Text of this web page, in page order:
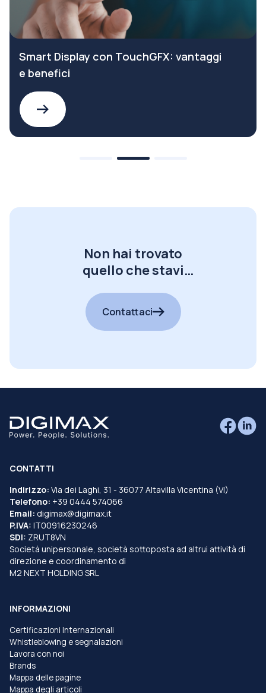
Smart Display con TouchGFX: vantaggi
e benefici
Non hai trovato
quello che stavi
Contattaci
CONTATTI
Indirizzo: Via dei Laghi, 31 - 36077 Altavilla Vicentina (VI)
Telefono: +39 0444 574066
Email: digimax@digimax.it
P.IVA: IT00916230246
SDI: ZRUT8VN
Società unipersonale, società sottoposta ad altrui attività di
direzione e coordinamento di
M2 NEXT HOLDING SRL
INFORMAZIONI
Certificazioni Internazionali
Whistleblowing e segnalazioni
Lavora con noi
Brands
Mappa delle pagine
Mappa degli articoli